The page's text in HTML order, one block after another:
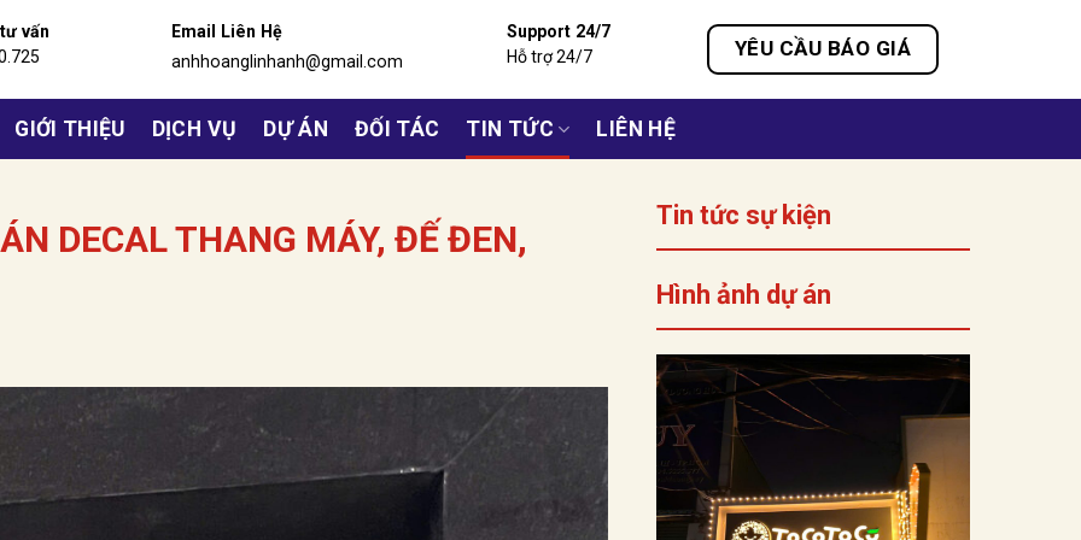
vấn
Email Liên Hệ
anhhoanglinhanh@gmail.com
Support 24/7
Hỗ trợ 24/7
YÊU CẦU BÁO GIÁ
GIỚI THIỆU DỊCH VỤ DỰ ÁN ĐỐI TÁC TIN TỨC LIÊN HỆ
DECAL THANG MÁY, ĐẾ ĐEN,
Tin tức sự kiện
Hình ảnh dự án